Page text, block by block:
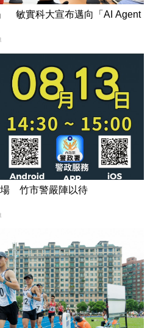
敏實科大宣布邁向「AI Agent
場 竹市警嚴陣以待